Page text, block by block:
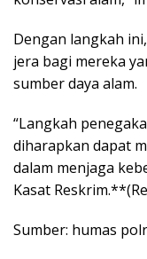
Dengan langkah
jera bagi mereka
sumber daya alam.
“Langkah
diharapkan dapat
dalam menjaga
Kasat
Sumber: humas